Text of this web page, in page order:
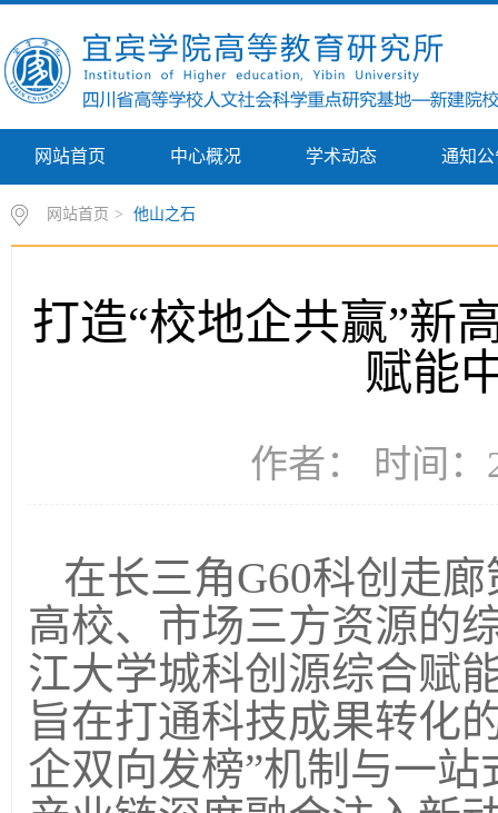
网站首页 中心概况 学术动态 通知公
网站首页 > 他山之石
打造“校地企共赢”新
赋能
作者： 时间：
在长三角G60科创走
高校、市场三方资源
江大学城科创源综合赋
旨在打通科技成果转化
企双向发榜”机制与一